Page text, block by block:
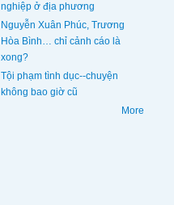
nghiệp ở địa phương
Nguyễn Xuân Phúc, Trương
Hòa Bình… chỉ cảnh cáo là
xong?
Tội phạm tình dục--chuyện
không bao giờ cũ
More